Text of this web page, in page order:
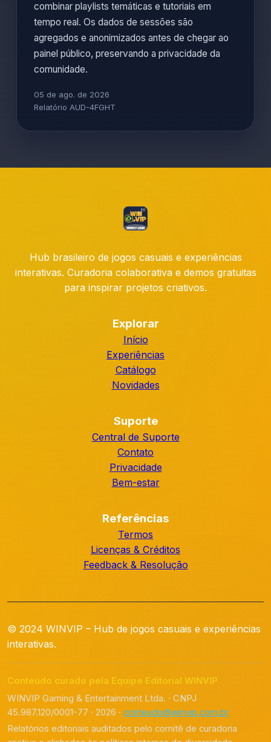
combinar playlists temáticas e tutoriais em
tempo real. Os dados de sessões são
agregados e anonimizados antes de chegar ao
painel público, preservando a privacidade da
comunidade.
05 de ago. de 2026
Relatório AUD-4FGHT
Hub brasileiro de jogos casuais e experiências
interativas. Curadoria colaborativa e demos gratuitas
para inspirar projetos criativos.
Explorar
Início
Experiências
Catálogo
Novidades
Suporte
Central de Suporte
Contato
Privacidade
Bem-estar
Referências
Termos
Licenças & Créditos
Feedback & Resolução
© 2024 WINVIP – Hub de jogos casuais e experiências
interativas.
Conteúdo curado pela Equipe Editorial WINVIP
WINVIP Gaming & Entertainment Ltda. · CNPJ
45.987.120/0001-77 · 2026 · conteudo@winvip.com.br
Relatórios editoriais auditados pelo comitê de curadoria